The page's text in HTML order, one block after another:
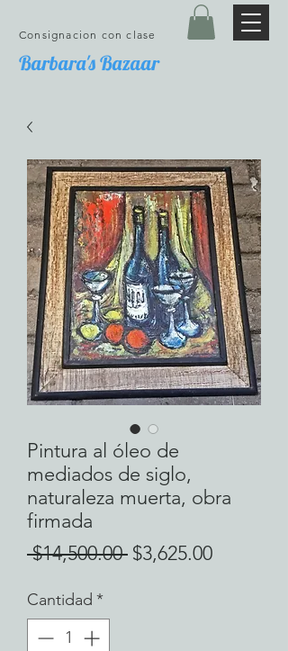
Barbara's Bazaar
Consignacion con clase
Pintura al óleo de
mediados de siglo,
naturaleza muerta, obra
firmada
$14,500.00 Precio
$3,625.00Precio
Cantidad *